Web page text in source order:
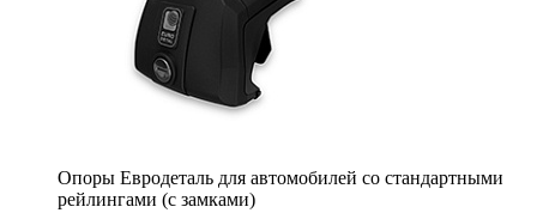
Опоры Евродеталь для автомобилей со стандартными
рейлингами (с замками)